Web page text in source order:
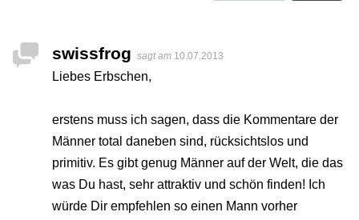
swissfrog sagt am 10.07.2013
Liebes Erbschen,
erstens muss ich sagen, dass die Kommentare der
Männer total daneben sind, rücksichtslos und
primitiv. Es gibt genug Männer auf der Welt, die das
was Du hast, sehr attraktiv und schön finden! Ich
würde Dir empfehlen so einen Mann vorher